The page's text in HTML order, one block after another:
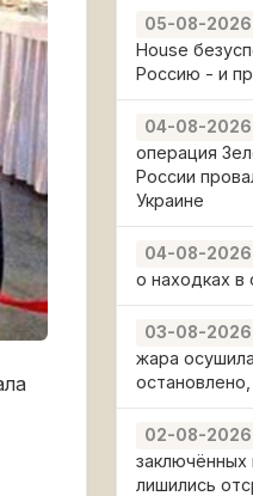
05-08-2026
House
Россию - и
04-08-2026
операция
России
Украине
04-08-2026
о находках
03-08-2026
жара
02-08-2026
заключённых
лишились